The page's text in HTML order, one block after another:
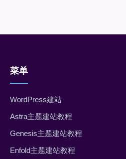
菜单
WordPress建站
Astra主题建站教程
Genesis主题建站教程
Enfold主题建站教程